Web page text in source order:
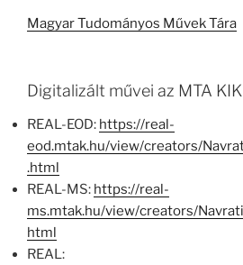
Magyar Tudományos Művek Tára
Digitalizált művei az MTA
REAL-EOD: https://real-
eod.mtak.hu/view/creators/
.html
REAL-MS: https://real-
ms.mtak.hu/view/creators/
html
REAL: